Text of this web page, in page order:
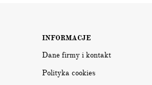
INFORMACJE
Dane firmy i kontakt
Polityka cookies